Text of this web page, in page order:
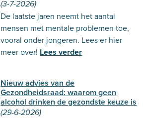
(3-7-2026)
De laatste jaren neemt het aantal
mensen met mentale problemen toe,
vooral onder jongeren. Lees er hier
meer over! Lees verder
Nieuw advies van de
Gezondheidsraad: waarom geen
alcohol drinken de gezondste keuze is
(29-6-2026)